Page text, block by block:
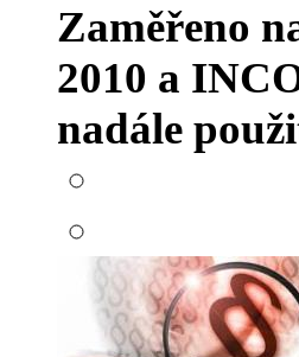
Zaměřeno
2010 a
nadále